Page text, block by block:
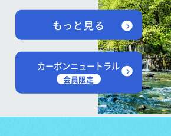
もっと見る
カーボンニュートラル
会員限定